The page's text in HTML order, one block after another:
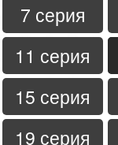
7 серия
11 серия
15 серия
19 серия